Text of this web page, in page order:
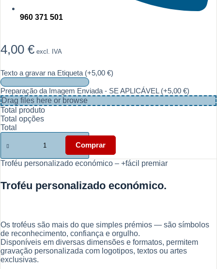
960 371 501
4,00 € excl. IVA
Texto a gravar na Etiqueta (+5,00 €)
Preparação da Imagem Enviada - SE APLICÁVEL (+5,00 €)
Drag files here or browse
Total produto
Total opções
Total
Quantidade
de
personalizado
económico
Premiar
Comprar
Troféu personalizado económico – +fácil premiar
Troféu personalizado económico.
Os troféus são mais do que simples prémios — são símbolos
de reconhecimento, confiança e orgulho.
Disponíveis em diversas dimensões e formatos, permitem
gravação personalizada com logotipos, textos ou artes
exclusivas.